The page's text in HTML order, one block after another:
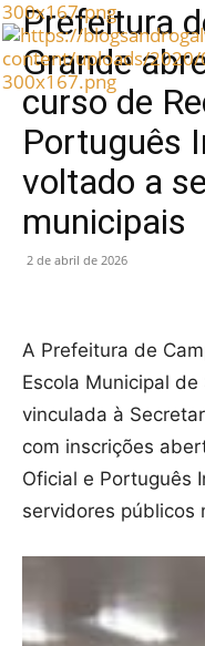
Prefeitura
Grande
curso de
Português
voltado a
municipais
2 de abril de 2026
A Prefeitura de
Escola Municipal de
vinculada à
com inscrições
Oficial e Português
servidores públicos